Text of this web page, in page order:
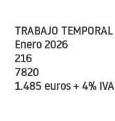
TRABAJO TEMPORAL
Enero 2026
216
7820
1.485 euros + 4% IVA